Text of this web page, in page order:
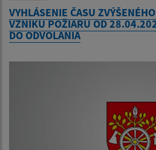
VYHLÁSENIE ČASU
VZNIKU POŽIARU OD
DO ODVOLANIA